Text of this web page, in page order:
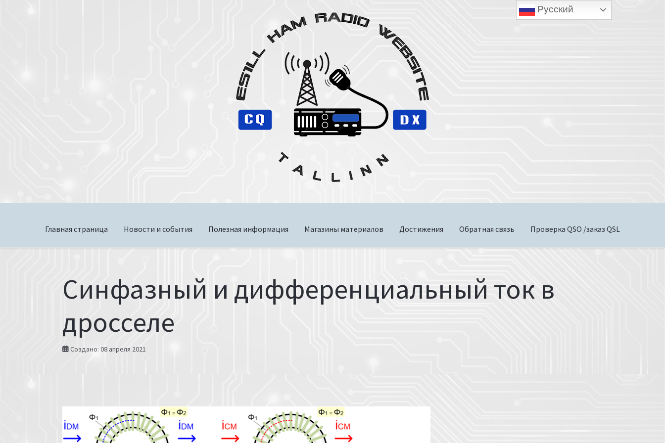
Русский
Главная страница Новости и события Полезная информация Магазины материалов Достижения Обратная связь Проверка QSO /заказ QSL
Синфазный и дифференциальный ток в
дросселе
Создано: 08 апреля 2021